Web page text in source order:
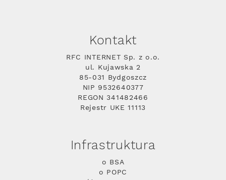
Kontakt
RFC INTERNET Sp. z o.o.
ul. Kujawska 2
85-031 Bydgoszcz
NIP 9532640377
REGON 341482466
Rejestr UKE 11113
Infrastruktura
o BSA
o POPC